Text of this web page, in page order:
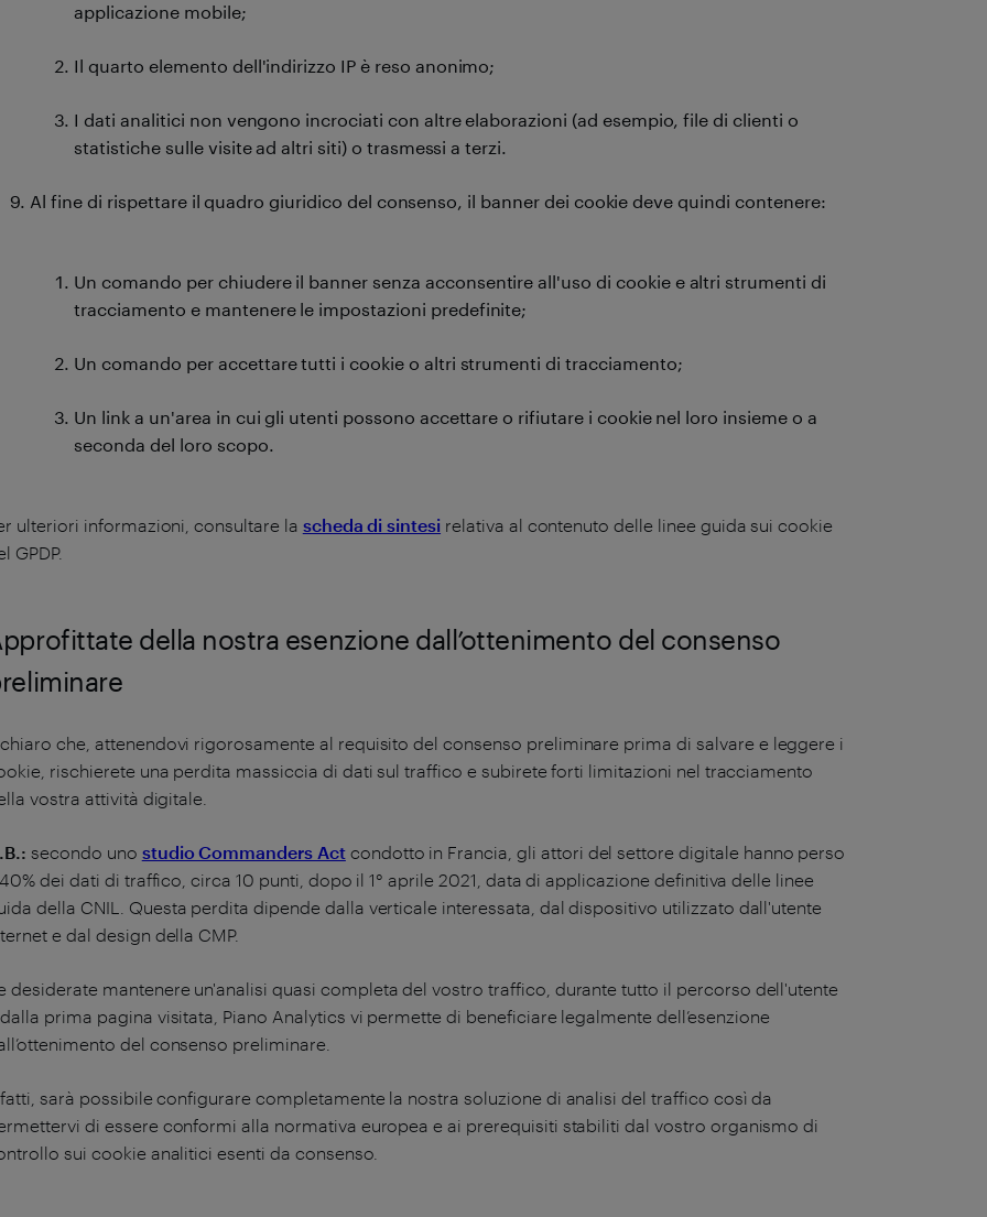
applicazione mobile;
Il quarto elemento dell'indirizzo IP è reso anonimo;
I dati analitici non vengono incrociati con altre elaborazioni (ad esempio, file di clienti o
statistiche sulle visite ad altri siti) o trasmessi a terzi.
Al fine di rispettare il quadro giuridico del consenso, il banner dei cookie deve quindi contenere:
Un comando per chiudere il banner senza acconsentire all'uso di cookie e altri strumenti di
tracciamento e mantenere le impostazioni predefinite;
Un comando per accettare tutti i cookie o altri strumenti di tracciamento;
Un link a un'area in cui gli utenti possono accettare o rifiutare i cookie nel loro insieme o a
seconda del loro scopo.
ulteriori informazioni, consultare la scheda di sintesi relativa al contenuto delle linee guida sui cookie
GPDP.
della nostra esenzione dall’ottenimento del consenso
chiaro che, attenendovi rigorosamente al requisito del consenso preliminare prima di salvare e leggere i
rischierete una perdita massiccia di dati sul traffico e subirete forti limitazioni nel tracciamento
vostra attività digitale.
secondo uno studio Commanders Actcondotto in Francia, gli attori del settore digitale hanno perso
dei dati di traffico, circa 10 punti, dopo il 1° aprile 2021, data di applicazione definitiva delle linee
della CNIL. Questa perdita dipende dalla verticale interessata, dal dispositivo utilizzato dall'utente
e dal design della CMP.
desiderate mantenere un'analisi quasi completa del vostro traffico, durante tutto il percorso dell'utente
prima pagina visitata, Piano Analytics vi permette di beneficiare legalmente dell’esenzione
del consenso preliminare.
sarà possibile configurare completamente la nostra soluzione di analisi del traffico così da
di essere conformi alla normativa europea e ai prerequisiti stabiliti dal vostro organismo di
sui cookie analitici esenti da consenso.